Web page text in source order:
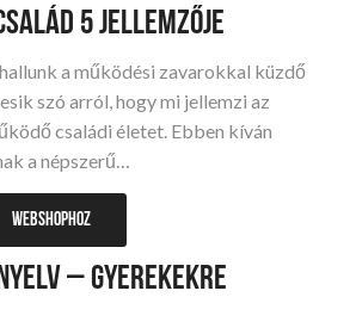
5 JELLEMZŐJE
a működési zavarokkal küzdő
szó arról, hogy mi jellemzi az
családi életet. Ebben kíván
a népszerű…
WEBSHOPHOZ
– GYEREKEKRE